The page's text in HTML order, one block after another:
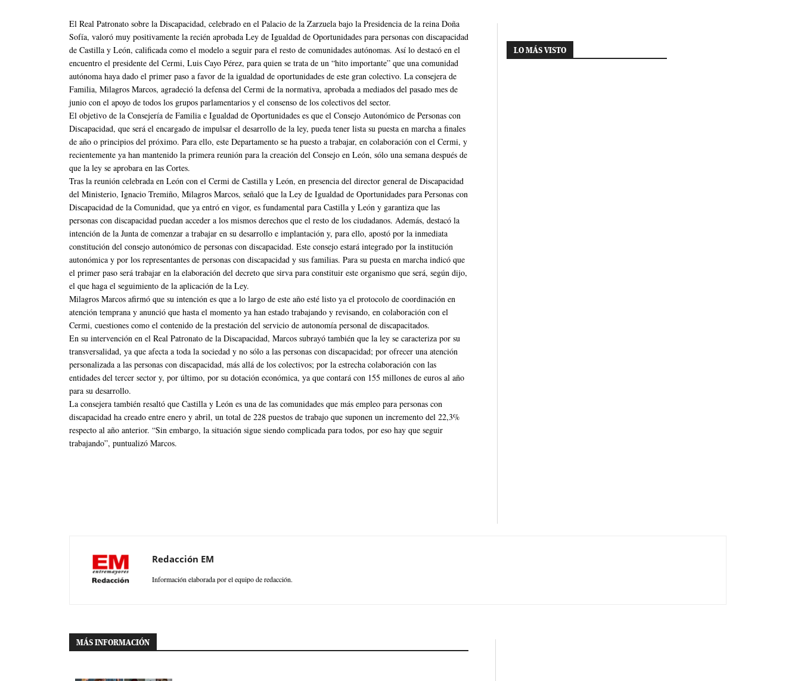
El Real Patronato sobre la Discapacidad, celebrado en el Palacio de la Zarzuela bajo la Presidencia de la reina Doña
Sofía, valoró muy positivamente la recién aprobada Ley de Igualdad de Oportunidades para personas con discapacidad
de Castilla y León, calificada como el modelo a seguir para el resto de comunidades autónomas. Así lo destacó en el
encuentro el presidente del Cermi, Luis Cayo Pérez, para quien se trata de un “hito importante” que una comunidad
autónoma haya dado el primer paso a favor de la igualdad de oportunidades de este gran colectivo. La consejera de
Familia, Milagros Marcos, agradeció la defensa del Cermi de la normativa, aprobada a mediados del pasado mes de
junio con el apoyo de todos los grupos parlamentarios y el consenso de los colectivos del sector.
El objetivo de la Consejería de Familia e Igualdad de Oportunidades es que el Consejo Autonómico de Personas con
Discapacidad, que será el encargado de impulsar el desarrollo de la ley, pueda tener lista su puesta en marcha a finales
de año o principios del próximo. Para ello, este Departamento se ha puesto a trabajar, en colaboración con el Cermi, y
recientemente ya han mantenido la primera reunión para la creación del Consejo en León, sólo una semana después de
que la ley se aprobara en las Cortes.
Tras la reunión celebrada en León con el Cermi de Castilla y León, en presencia del director general de Discapacidad
del Ministerio, Ignacio Tremiño, Milagros Marcos, señaló que la Ley de Igualdad de Oportunidades para Personas con
Discapacidad de la Comunidad, que ya entró en vigor, es fundamental para Castilla y León y garantiza que las
personas con discapacidad puedan acceder a los mismos derechos que el resto de los ciudadanos. Además, destacó la
intención de la Junta de comenzar a trabajar en su desarrollo e implantación y, para ello, apostó por la inmediata
constitución del consejo autonómico de personas con discapacidad. Este consejo estará integrado por la institución
autonómica y por los representantes de personas con discapacidad y sus familias. Para su puesta en marcha indicó que
el primer paso será trabajar en la elaboración del decreto que sirva para constituir este organismo que será, según dijo,
el que haga el seguimiento de la aplicación de la Ley.
Milagros Marcos afirmó que su intención es que a lo largo de este año esté listo ya el protocolo de coordinación en
atención temprana y anunció que hasta el momento ya han estado trabajando y revisando, en colaboración con el
Cermi, cuestiones como el contenido de la prestación del servicio de autonomía personal de discapacitados.
En su intervención en el Real Patronato de la Discapacidad, Marcos subrayó también que la ley se caracteriza por su
transversalidad, ya que afecta a toda la sociedad y no sólo a las personas con discapacidad; por ofrecer una atención
personalizada a las personas con discapacidad, más allá de los colectivos; por la estrecha colaboración con las
entidades del tercer sector y, por último, por su dotación económica, ya que contará con 155 millones de euros al año
para su desarrollo.
La consejera también resaltó que Castilla y León es una de las comunidades que más empleo para personas con
discapacidad ha creado entre enero y abril, un total de 228 puestos de trabajo que suponen un incremento del 22,3%
respecto al año anterior. “Sin embargo, la situación sigue siendo complicada para todos, por eso hay que seguir
trabajando”, puntualizó Marcos.
LO MÁS VISTO
Redacción EM
Información elaborada por el equipo de redacción.
MÁS INFORMACIÓN